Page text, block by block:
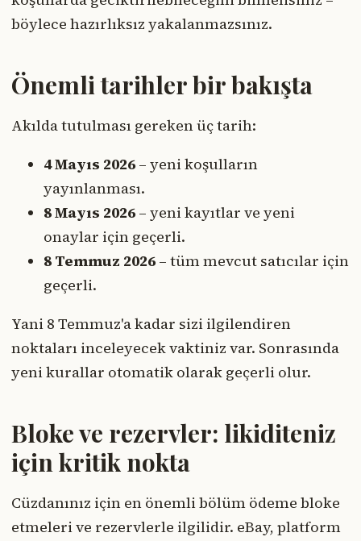
böylece hazırlıksız yakalanmazsınız.
Önemli tarihler bir bakışta
Akılda tutulması gereken üç tarih:
4 Mayıs 2026 – yeni koşulların
yayınlanması.
8 Mayıs 2026 – yeni kayıtlar ve yeni
onaylar için geçerli.
8 Temmuz 2026 – tüm mevcut satıcılar için
geçerli.
Yani 8 Temmuz'a kadar sizi ilgilendiren
noktaları inceleyecek vaktiniz var. Sonrasında
yeni kurallar otomatik olarak geçerli olur.
Bloke ve rezervler: likiditeniz
için kritik nokta
Cüzdanınız için en önemli bölüm ödeme bloke
etmeleri ve rezervlerle ilgilidir. eBay, platform